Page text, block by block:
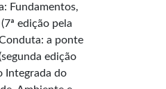
Fundamentos,
edição pela
a ponte
edição
Integrada do